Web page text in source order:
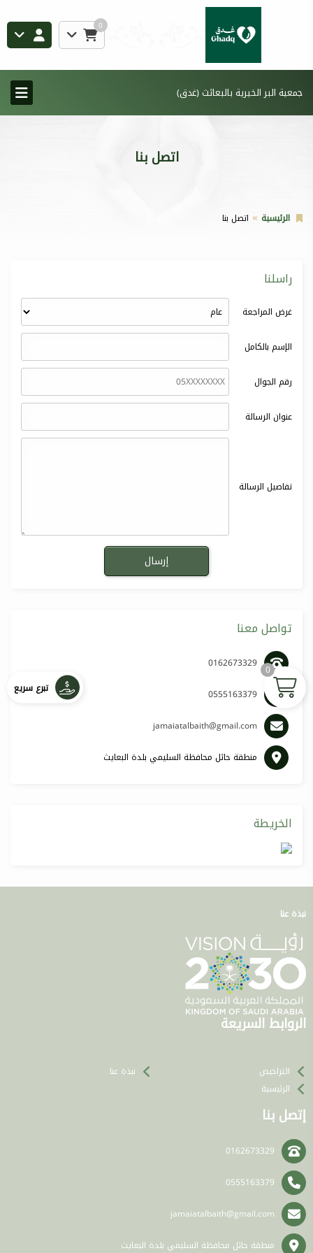
0
جمعية البر الخيرية بالبعائث (غدق)
اتصل بنا
الرئيسية اتصل بنا
راسلنا
غرض المراجعة
الإسم بالكامل
رقم الجوال
عنوان الرسالة
تفاصيل الرسالة
تواصل معنا
0162673329
0555163379
jamaiatalbaith@gmail.com
منطقة حائل محافظة السليمي بلدة البعايث
الخريطة
نبذة عنا
الروابط السريعة
التراخيص
الرئيسية
نبذة عنا
إتصل بنا
0162673329
0555163379
jamaiatalbaith@gmail.com
منطقة حائل محافظة السليمي بلدة البعايث
تبرع سريع
0